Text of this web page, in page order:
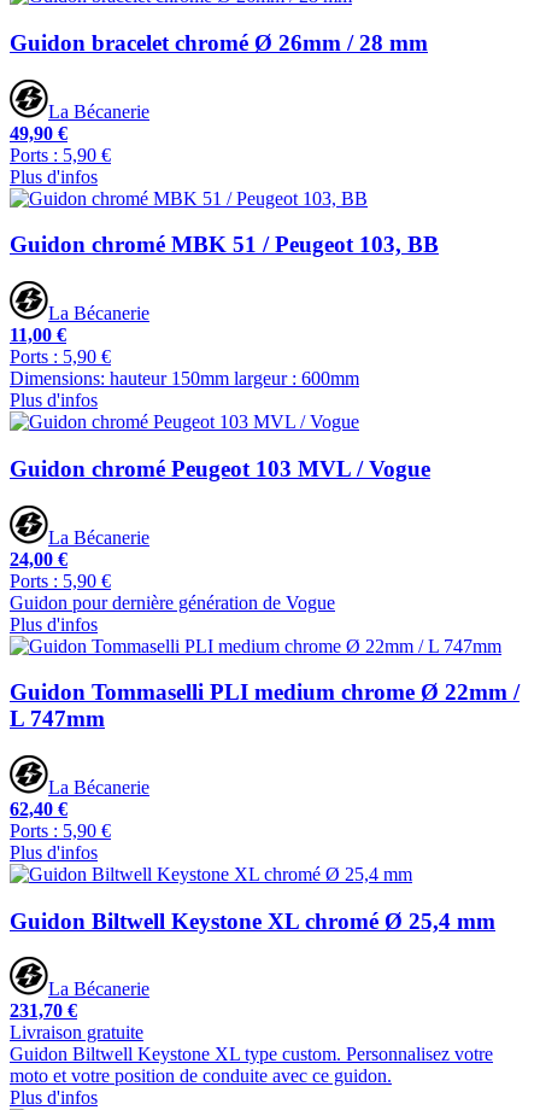
Guidon bracelet chromé Ø 26mm / 28 mm
La Bécanerie
49,90 €
Ports : 5,90 €
Plus d'infos
Guidon chromé MBK 51 / Peugeot 103, BB
La Bécanerie
11,00 €
Ports : 5,90 €
Dimensions: hauteur 150mm largeur : 600mm
Plus d'infos
Guidon chromé Peugeot 103 MVL / Vogue
La Bécanerie
24,00 €
Ports : 5,90 €
Guidon pour dernière génération de Vogue
Plus d'infos
Guidon Tommaselli PLI medium chrome Ø 22mm /
L 747mm
La Bécanerie
62,40 €
Ports : 5,90 €
Plus d'infos
Guidon Biltwell Keystone XL chromé Ø 25,4 mm
La Bécanerie
231,70 €
Livraison gratuite
Guidon Biltwell Keystone XL type custom. Personnalisez votre
moto et votre position de conduite avec ce guidon.
Plus d'infos